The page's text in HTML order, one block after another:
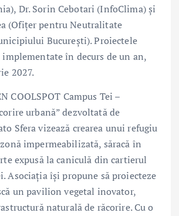
Dr. Sorin Cebotari (InfoClima) și
(Ofițer pentru Neutralitate
București). Proiectele
în decurs de un an,
2027.
COOLSPOT Campus Tei –
urbană” dezvoltată de
Sfera vizează crearea unui refugiu
impermeabilizată, săracă în
expusă la caniculă din cartierul
Asociația își propune să proiecteze
un pavilion vegetal inovator,
naturală de răcorire. Cu o